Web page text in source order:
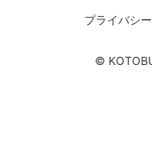
プライバシ
©